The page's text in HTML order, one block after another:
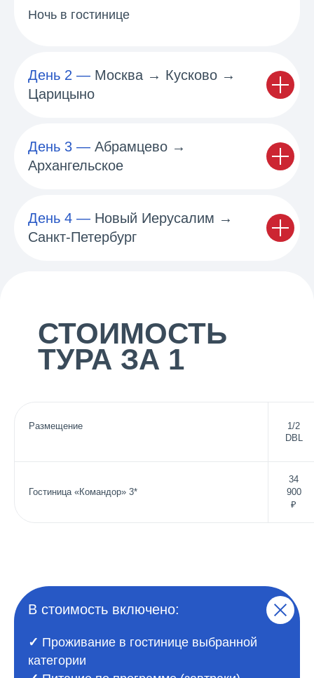
Ночь в гостинице
День 2 ― Москва → Кусково →
Царицыно
День 3 ― Абрамцево →
Архангельское
День 4 ― Новый Иерусалим →
Санкт-Петербург
СТОИМОСТЬ
ТУРА ЗА 1
Размещение
1/2
DBL
Гостиница «Командор» 3*
34
900
₽
В стоимость включено:
✓ Проживание в гостинице выбранной
категории